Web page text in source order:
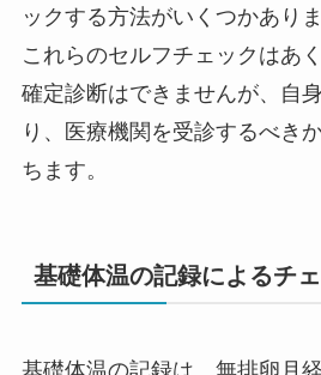
ックする方法がいくつかありま
これらのセルフチェックはあ
確定診断はできませんが、自
り、医療機関を受診するべき
ちます。
基礎体温の記録によるチ